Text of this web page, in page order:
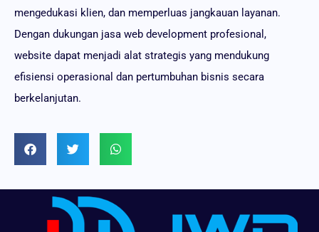
mengedukasi klien, dan memperluas jangkauan layanan.
Dengan dukungan jasa web development profesional,
website dapat menjadi alat strategis yang mendukung
efisiensi operasional dan pertumbuhan bisnis secara
berkelanjutan.